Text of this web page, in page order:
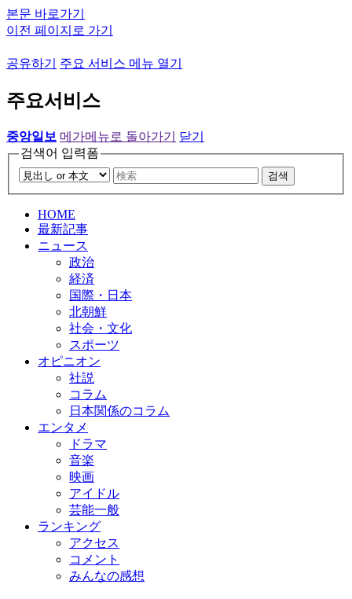
본문 바로가기
이전 페이지로 가기
공유하기 주요 서비스 메뉴 열기
주요서비스
중앙일보 메가메뉴로 돌아가기
닫기
검색어 입력폼
검색
HOME
最新記事
ニュース
政治
経済
国際・日本
北朝鮮
社会・文化
スポーツ
オピニオン
社説
コラム
日本関係のコラム
エンタメ
ドラマ
音楽
映画
アイドル
芸能一般
ランキング
アクセス
コメント
みんなの感想